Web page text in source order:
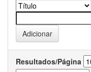
Resultados/Página